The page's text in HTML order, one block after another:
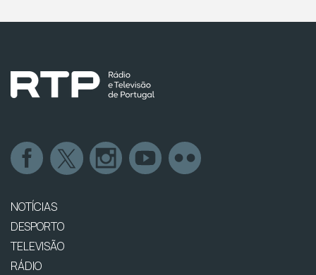
NOTÍCIAS
DESPORTO
TELEVISÃO
RÁDIO